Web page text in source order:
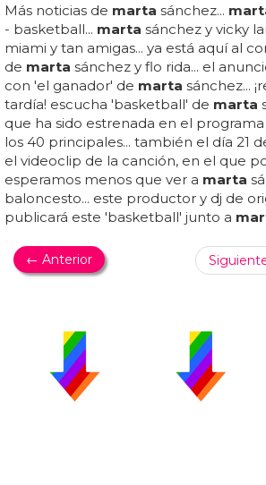
Más noticias de marta sánchez...
- basketball... marta sánchez y vicky
miami y tan amigas... ya está aquí al
de marta sánchez y flo rida... el
con 'el ganador' de marta sánchez...
tardía! escucha 'basketball' de marta
que ha sido estrenada en el
los 40 principales... también el día 21
el videoclip de la canción, en el que
esperamos menos que ver a marta
baloncesto... este productor y dj de
publicará este 'basketball' junto a
← Anterior